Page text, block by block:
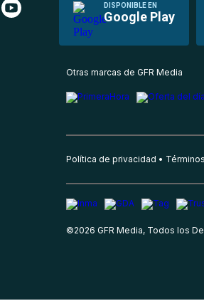
DISPONIBLE EN
Google Play
Otras marcas de GFR Media
Política de privacidad
©2026 GFR Media, Todos los